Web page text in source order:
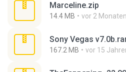
Marceline.zip
14.4 MB vor 2 Monaten
Sony Vegas
167.2 MB vor 15